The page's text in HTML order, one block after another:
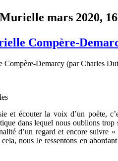
mars 2020,
Compère-
et écouter la voix d’un poète,
dans lequel nous oublions
d’un regard et encore suivre
nous le ressentons en